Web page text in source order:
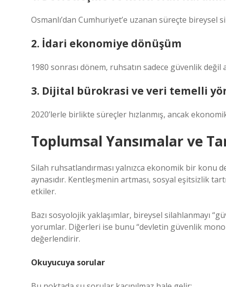
Osmanlı’dan Cumhuriyet’e uzanan süreçte bireysel
2. İdari ekonomiye dönüşüm
1980 sonrası dönem, ruhsatın sadece güvenlik
3. Dijital bürokrasi ve veri temelli
2020’lerle birlikte süreçler hızlanmış, ancak
Toplumsal Yansımalar ve
Silah ruhsatlandırması yalnızca ekonomik bir konu
aynasıdır. Kentleşmenin artması, sosyal eşitsizlik
etkiler.
Bazı sosyolojik yaklaşımlar, bireysel silahlanmayı
yorumlar. Diğerleri ise bunu “devletin güvenlik
değerlendirir.
Okuyucuya sorular